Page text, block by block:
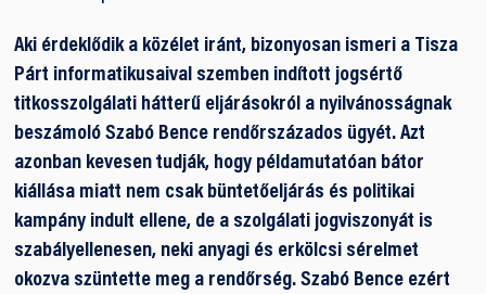
Aki érdeklődik a közélet iránt, bizonyosan ismeri a Tisza
Párt informatikusaival szemben indított jogsértő
titkosszolgálati hátterű eljárásokról a nyilvánosságnak
beszámoló Szabó Bence rendőrszázados ügyét. Azt
azonban kevesen tudják, hogy példamutatóan bátor
kiállása miatt nem csak büntetőeljárás és politikai
kampány indult ellene, de a szolgálati jogviszonyát is
szabályellenesen, neki anyagi és erkölcsi sérelmet
okozva szüntette meg a rendőrség. Szabó Bence ezért